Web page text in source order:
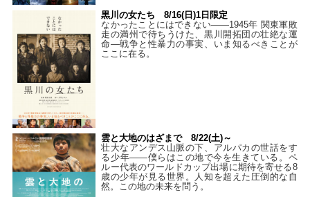
黒川の女たち 8/16(日)1日限定
なかったことにはできない——1945年 関東軍敗
走の満州で待ちうけた、黒川開拓団の壮絶な運
命―戦争と性暴力の事実、いま知るべきことが
ここに在る。
雲と大地のはざまで 8/22(土)～
壮大なアンデス山脈の下、アルパカの世話をす
る少年――僕らはこの地で今を生きている。ペ
ルー代表のワールドカップ出場に期待を寄せる8
歳の少年が見る世界。人知を超えた圧倒的な自
然。この地の未来を問う。